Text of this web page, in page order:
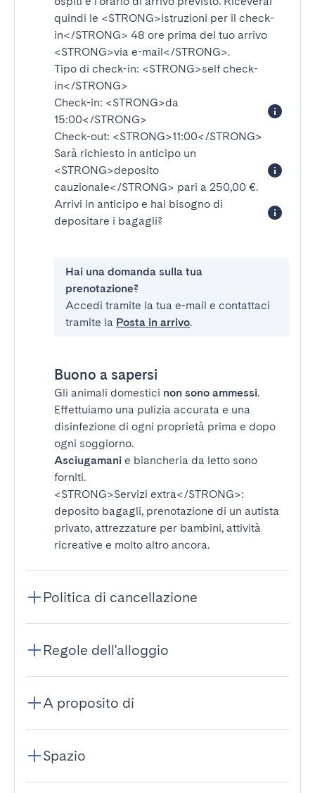
quindi le <STRONG>istruzioni per il check-
in</STRONG> 48 ore prima del tuo arrivo
<STRONG>via e-mail</STRONG>.
Tipo di check-in: <STRONG>self check-
in</STRONG>
Check-in: <STRONG>da
15:00</STRONG>
Check-out: <STRONG>11:00</STRONG>
Sarà richiesto in anticipo un
<STRONG>deposito
cauzionale</STRONG> pari a 250,00 €.
Arrivi in anticipo e hai bisogno di
depositare i bagagli?
Hai una domanda sulla tua
prenotazione?
Accedi tramite la tua e-mail e contattaci
tramite la Posta in arrivo.
Buono a sapersi
Gli animali domestici non sono ammessi.
Effettuiamo una pulizia accurata e una
disinfezione di ogni proprietà prima e dopo
ogni soggiorno.
Asciugamani e biancheria da letto sono
forniti.
<STRONG>Servizi extra</STRONG>:
deposito bagagli, prenotazione di un autista
privato, attrezzature per bambini, attività
ricreative e molto altro ancora.
Politica di cancellazione
Regole dell'alloggio
A proposito di
Spazio